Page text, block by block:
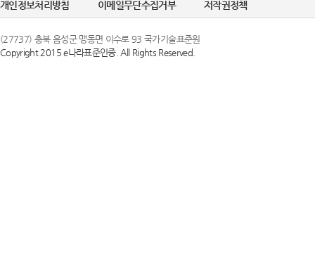
개인정보처리방침 이메일무단수집거부 저작권정책
(27737) 충북 음성군 맹동면 이수로 93 국가기술표준원
Copyright 2015 e나라표준인증. All Rights Reserved.